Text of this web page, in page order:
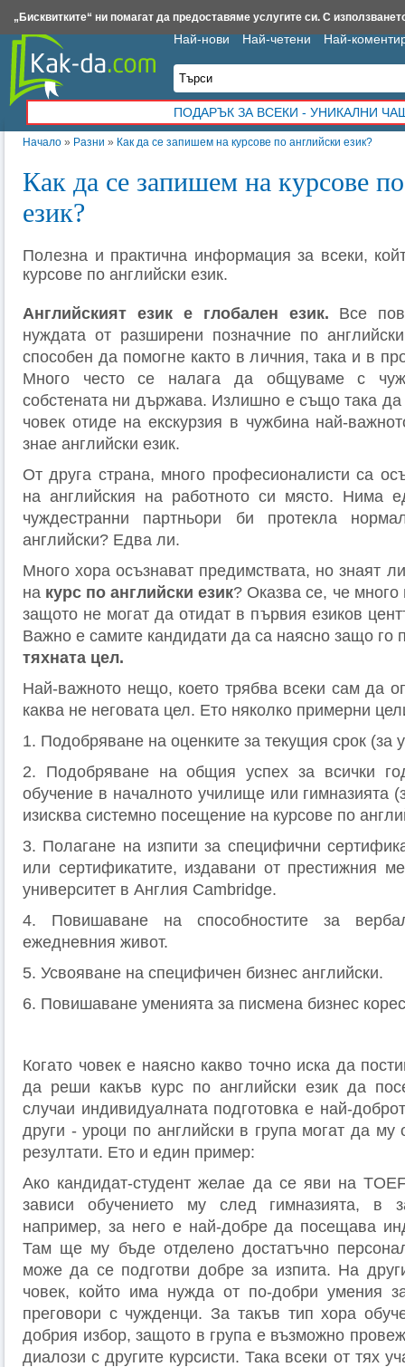
Начало » Разни » Как да се запишем на курсове по английски език?
Как да се запишем на курсове
език?
Полезна и практична информация за всеки,
курсове по английски език.
Английският език е глобален език. Все
нуждата от разширени позначние по
способен да помогне както в личния, така и в
Много често се налага да общуваме с
собстената ни държава. Излишно е също така
човек отиде на екскурзия в чужбина най-
знае английски език.
От друга страна, много професионалисти са
на английския на работното си място. Нима
чуждестранни партньори би протекла
английски? Едва ли.
Много хора осъзнават предимствата, но знаят
на курс по английски език? Оказва се, че
защото не могат да отидат в първия езиков
Важно е самите кандидати да са наясно защо го
тяхната цел.
Най-важното нещо, което трябва всеки сам да
каква не неговата цел. Ето няколко примерни
1. Подобряване на оценките за текущия срок (за
2. Подобряване на общия успех за всички
обучение в началното училище или гимназията
изисква системно посещение на курсове по
3. Полагане на изпити за специфични
или сертификатите, издавани от престижния
университет в Англия Cambridge.
4. Повишаване на способностите за
ежедневния живот.
5. Усвояване на специфичен бизнес английски.
6. Повишаване уменията за писмена бизнес
Когато човек е наясно какво точно иска да
да реши какъв курс по английски език да
случаи индивидуалната подготовка е най-
други - уроци по английски в група могат да му
резултати. Ето и един пример:
Ако кандидат-студент желае да се яви на
зависи обучението му след гимназията, в
например, за него е най-добре да посещава
Там ще му бъде отделено достатъчно
може да се подготви добре за изпита. На
човек, който има нужда от по-добри умения
преговори с чужденци. За такъв тип хора
добрия избор, защото в група е възможно
диалози с другите курсисти. Така всеки от тях
Най-нови Най-четени Най-
ПОДАРЪК ЗА ВСЕКИ - УНИКАЛНИ
Insert.bg Framar.bg Kak-da.com Iztochnik.com BauBau.bg NewAge.bg
„Бисквитките“ ни помагат да предоставяме услугите си. С